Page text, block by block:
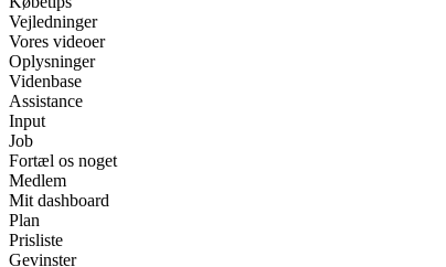
Vejledninger
Vores videoer
Oplysninger
Videnbase
Assistance
Input
Job
Fortæl os noget
Medlem
Mit dashboard
Plan
Prisliste
Gevinster